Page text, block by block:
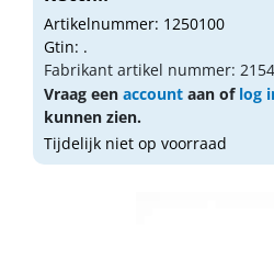
Artikelnummer: 1250100
Gtin: .
Fabrikant artikel nummer:
Vraag een account aan of log
kunnen zien.
Tijdelijk niet op voorraad